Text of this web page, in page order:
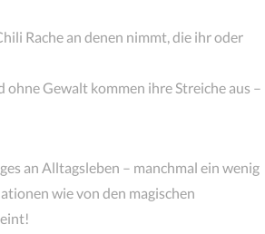
Rache an denen nimmt, die ihr oder
Gewalt kommen ihre Streiche aus –
an Alltagsleben – manchmal ein wenig
wie von den magischen